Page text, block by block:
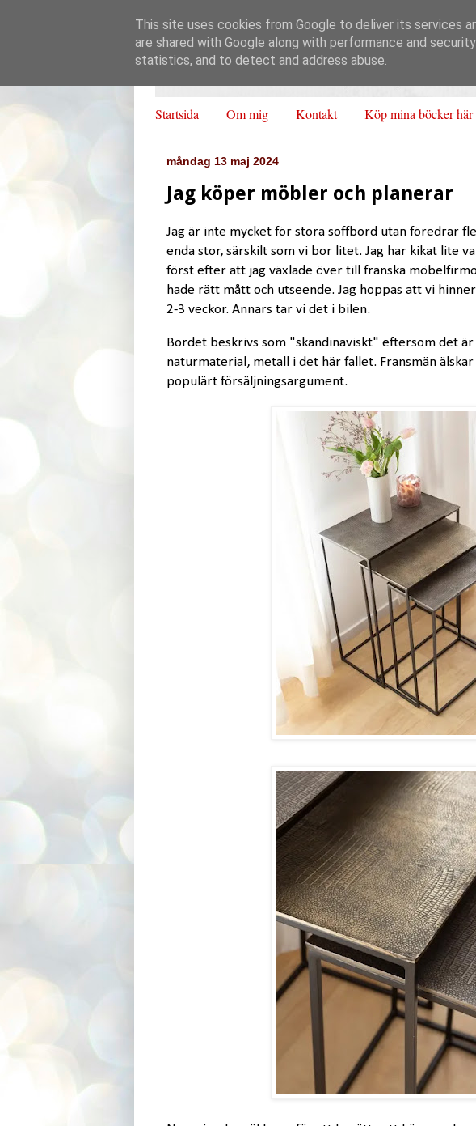
Startsida Om mig Kontakt Köp mina böcker här
måndag 13 maj 2024
Jag köper möbler och planerar
Jag är inte mycket för stora soffbord utan föredrar
enda stor, särskilt som vi bor litet. Jag har kikat lite
först efter att jag växlade över till franska
hade rätt mått och utseende. Jag hoppas att vi
2-3 veckor. Annars tar vi det i bilen.
Bordet beskrivs som "skandinaviskt" eftersom det
naturmaterial, metall i det här fallet. Fransmän
populärt försäljningsargument.
This site uses cookies from Google to deliver its services
are shared with Google along with performance and
statistics, and to detect and address abuse.